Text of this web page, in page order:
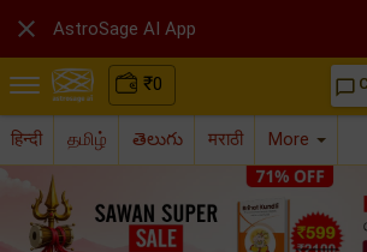
₹0 chat_bubble_outline
हिन्दी தமிழ் తెలుగు मराठी More
 AstroSage AI App